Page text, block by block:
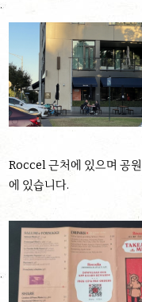
Roccel 근처에 있으며 공
에 있습니다.